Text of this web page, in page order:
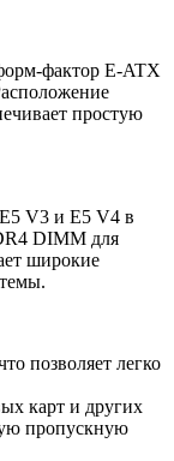
фактор E-ATX
простую
V3 и E5 V4 в
DIMM для
широкие
позволяет легко
карт и других
пропускную